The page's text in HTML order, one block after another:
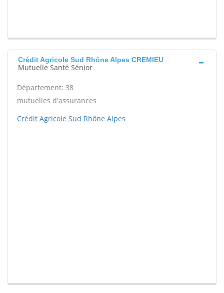
Crédit Agricole Sud Rhône Alpes CREMIEU
Mutuelle Santé Sénior
Département: 38
mutuelles d'assurances
Crédit Agricole Sud Rhône Alpes